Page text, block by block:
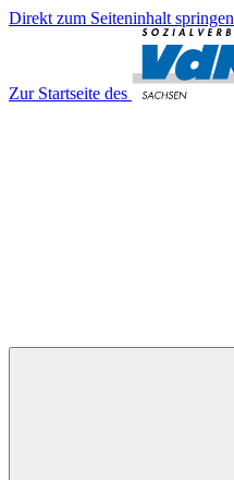
Direkt zum Seiteninhalt springen
Zur Startseite des